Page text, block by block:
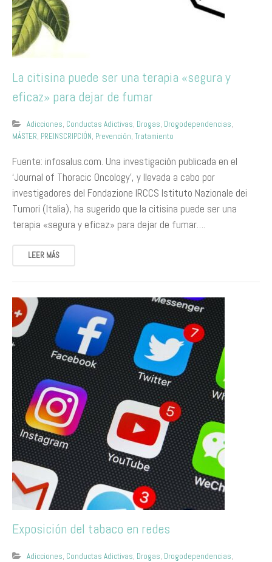
La citisina puede ser una terapia «segura y
eficaz» para dejar de fumar
Adicciones, Conductas Adictivas, Drogas, Drogodependencias,
MÁSTER, PREINSCRIPCIÓN, Prevención, Tratamiento
Fuente: infosalus.com. Una investigación publicada en el
‘Journal of Thoracic Oncology’, y llevada a cabo por
investigadores del Fondazione IRCCS Istituto Nazionale dei
Tumori (Italia), ha sugerido que la citisina puede ser una
terapia «segura y eficaz» para dejar de fumar….
LEER MÁS
Exposición del tabaco en redes
Adicciones, Conductas Adictivas, Drogas, Drogodependencias,